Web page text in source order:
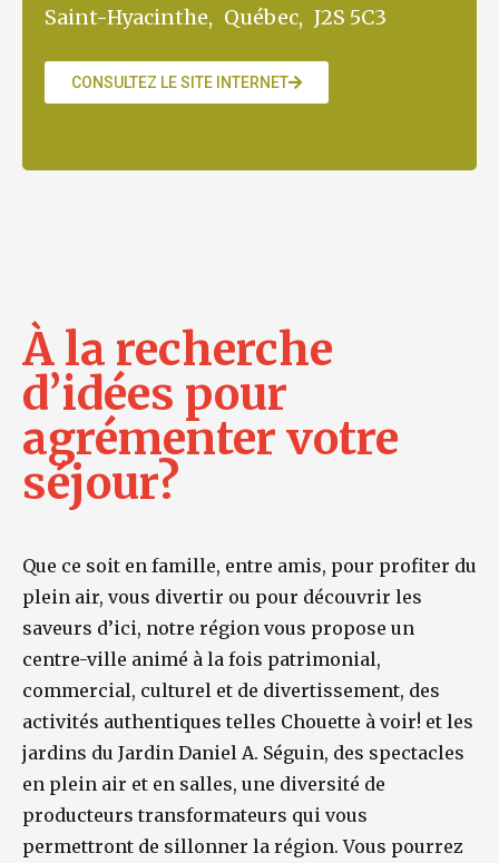
Saint-Hyacinthe, Québec, J2S 5C3
CONSULTEZ LE SITE INTERNET
À la recherche
d’idées pour
agrémenter votre
séjour?
Que ce soit en famille, entre amis, pour profiter du
plein air, vous divertir ou pour découvrir les
saveurs d’ici, notre région vous propose un
centre-ville animé à la fois patrimonial,
commercial, culturel et de divertissement, des
activités authentiques telles Chouette à voir! et les
jardins du Jardin Daniel A. Séguin, des spectacles
en plein air et en salles, une diversité de
producteurs transformateurs qui vous
permettront de sillonner la région. Vous pourrez